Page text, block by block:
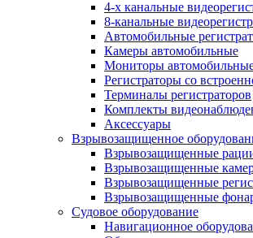
4-х канальные
8-канальные
Автомобильные
Камеры автомобильные
Мониторы
Регистраторы со
Терминалы регистраторов
Комплекты
Аксессуары
Взрывозащищенное
Взрывозащищенные
Взрывозащищенные
Взрывозащищенные
Взрывозащищенные
Судовое оборудование
Навигационное